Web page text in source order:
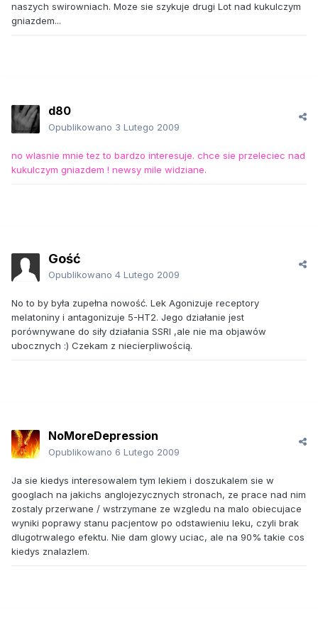
naszych swirowniach. Moze sie szykuje drugi Lot nad kukulczym
gniazdem...
d80
Opublikowano 3 Lutego 2009
no wlasnie mnie tez to bardzo interesuje. chce sie przeleciec nad
kukulczym gniazdem ! newsy mile widziane.
Gość
Opublikowano 4 Lutego 2009
No to by była zupełna nowość. Lek Agonizuje receptory
melatoniny i antagonizuje 5-HT2. Jego działanie jest
porównywane do siły działania SSRI ,ale nie ma objawów
ubocznych :) Czekam z niecierpliwością.
NoMoreDepression
Opublikowano 6 Lutego 2009
Ja sie kiedys interesowalem tym lekiem i doszukalem sie w
googlach na jakichs anglojezycznych stronach, ze prace nad nim
zostaly przerwane / wstrzymane ze wzgledu na malo obiecujace
wyniki poprawy stanu pacjentow po odstawieniu leku, czyli brak
dlugotrwalego efektu. Nie dam glowy uciac, ale na 90% takie cos
kiedys znalazlem.